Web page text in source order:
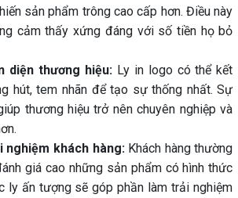
sản phẩm trông cao cấp hơn. Điều này
cảm thấy xứng đáng với số tiền họ bỏ
diện thương hiệu: Ly in logo có thể kết
hút, tem nhãn để tạo sự thống nhất. Sự
thương hiệu trở nên chuyên nghiệp và
nghiệm khách hàng:Khách hàng thường
giá cao những sản phẩm có hình thức
ly ấn tượng sẽ góp phần làm trải nghiệm